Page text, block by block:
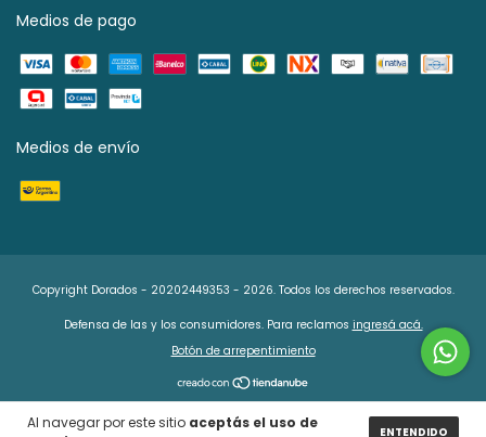
Al navegar por este sitio aceptás el uso de
ENTENDIDO
Medios de pago
Medios de envío
Copyright Dorados - 20202449353 - 2026. Todos los derechos reservados.
Defensa de las y los consumidores. Para reclamos ingresá acá.
Botón de arrepentimiento